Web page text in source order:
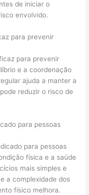
de iniciar o
envolvido.
para prevenir
para prevenir
e a coordenação
ajuda a manter a
reduzir o risco de
para pessoas
para pessoas
física e a saúde
mais simples e
a complexidade dos
físico melhora.